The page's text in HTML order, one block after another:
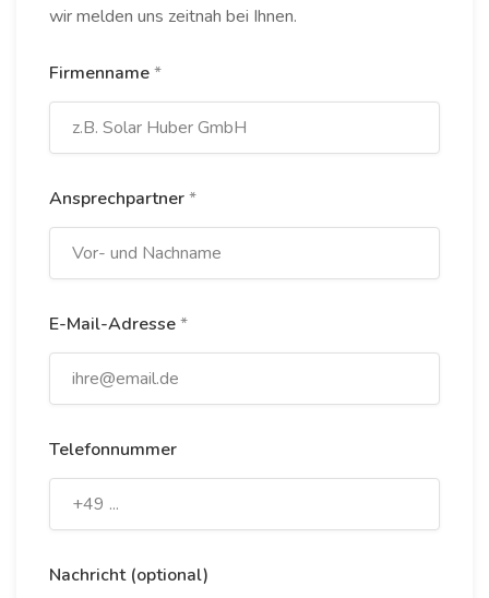
wir melden uns zeitnah bei Ihnen.
Firmenname*
Ansprechpartner*
E-Mail-Adresse*
Telefonnummer
Nachricht (optional)